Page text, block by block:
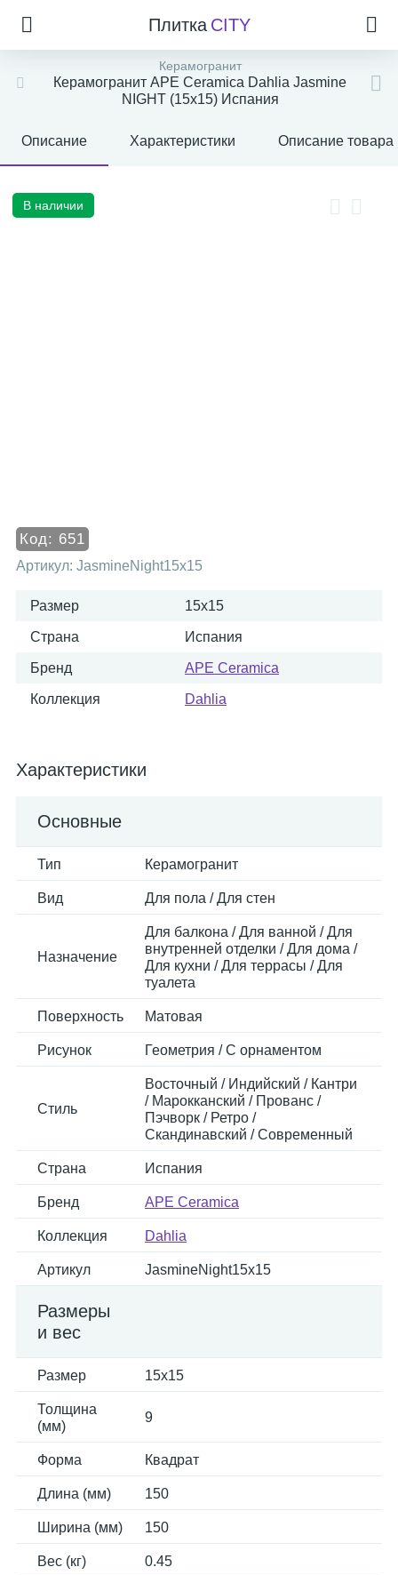
Плитка CITY
Керамогранит
Керамогранит APE Ceramica Dahlia Jasmine
NIGHT (15x15) Испания
Описание Характеристики Описание товара
В наличии
Код: 651
Артикул: JasmineNight15x15
Размер 15x15
Страна Испания
Бренд APE Ceramica
Коллекция Dahlia
Характеристики
Основные
Тип Керамогранит
Вид Для пола / Для стен
Назначение
Для балкона / Для ванной / Для
внутренней отделки / Для дома /
Для кухни / Для террасы / Для
туалета
Поверхность Матовая
Рисунок Геометрия / С орнаментом
Стиль
Восточный / Индийский / Кантри
/ Марокканский / Прованс /
Пэчворк / Ретро /
Скандинавский / Современный
Страна Испания
Бренд APE Ceramica
Коллекция Dahlia
Артикул JasmineNight15x15
Размеры
и вес
Размер 15x15
Толщина
(мм)
9
Форма Квадрат
Длина (мм) 150
Ширина (мм) 150
Вес (кг) 0.45